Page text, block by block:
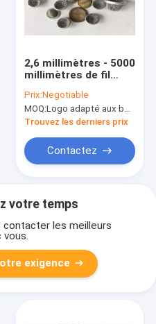
2,6 millimètres - 5000
millimètres de fil
Cylinder Type d'acier
inoxydable
Prix:Negotiable
MOQ:Logo adapté aux besoins du client (Min. Order : 300 morceaux) d'emballage adapté aux besoins du clie
Trouvez les derniers prix
Contactez
votre temps
contacter les meilleurs
vous.
exigence